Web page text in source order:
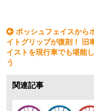
ポッシュフェイスから
イトグリップが復刻！ 旧
イストを現行車でも堪能
う
関連記事